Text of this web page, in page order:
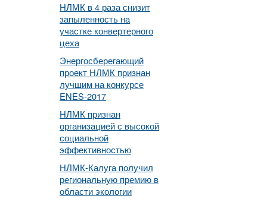
НЛМК в 4 раза снизит
запыленность на
участке конвертерного
цеха
Энергосберегающий
проект НЛМК признан
лучшим на конкурсе
ENES-2017
НЛМК признан
организацией с высокой
социальной
эффективностью
НЛМК-Калуга получил
региональную премию в
области экологии